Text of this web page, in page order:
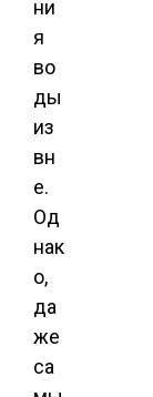
ни
я
во
ды
из
вн
е.
Од
нак
о,
да
же
са